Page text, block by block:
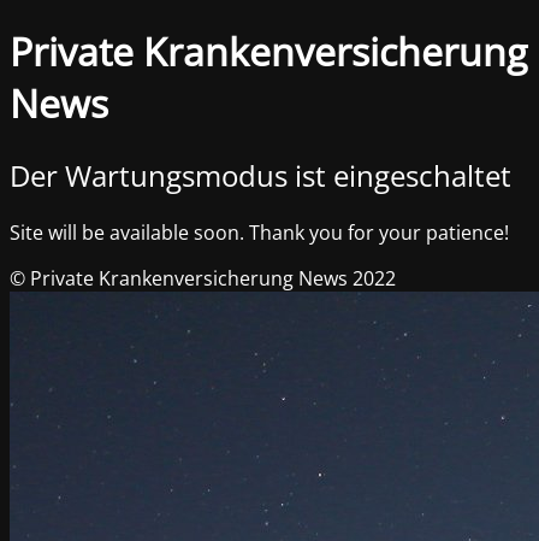
Private Krankenversicherung
News
Der Wartungsmodus ist eingeschaltet
Site will be available soon. Thank you for your patience!
© Private Krankenversicherung News 2022